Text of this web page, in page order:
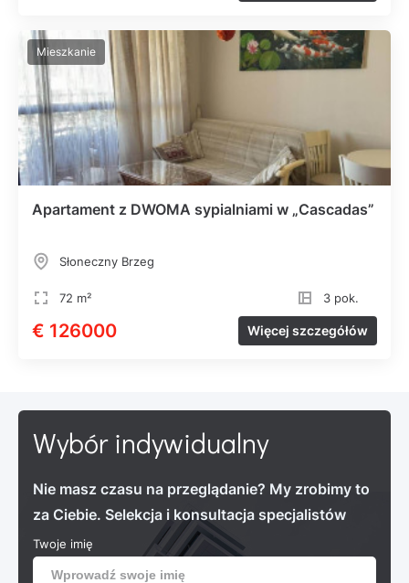
Mieszkanie
Apartament z DWOMA sypialniami w „Cascadas”
Słoneczny Brzeg
72 m² 3 pok.
€ 126000 Więcej szczegółów
Wybór indywidualny
Nie masz czasu na przeglądanie? My zrobimy to
za Ciebie. Selekcja i konsultacja specjalistów
Twoje imię